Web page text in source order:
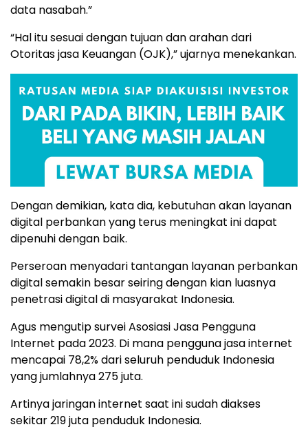
data nasabah.”
“Hal itu sesuai dengan tujuan dan arahan dari
Otoritas jasa Keuangan (OJK),” ujarnya menekankan.
Dengan demikian, kata dia, kebutuhan akan layanan
digital perbankan yang terus meningkat ini dapat
dipenuhi dengan baik.
Perseroan menyadari tantangan layanan perbankan
digital semakin besar seiring dengan kian luasnya
penetrasi digital di masyarakat Indonesia.
Agus mengutip survei Asosiasi Jasa Pengguna
Internet pada 2023. Di mana pengguna jasa internet
mencapai 78,2% dari seluruh penduduk Indonesia
yang jumlahnya 275 juta.
Artinya jaringan internet saat ini sudah diakses
sekitar 219 juta penduduk Indonesia.